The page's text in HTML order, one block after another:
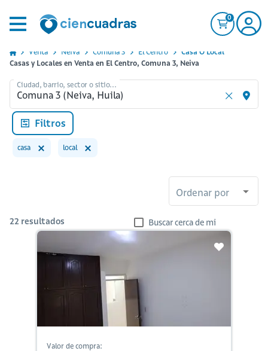
0
Venta Neiva Comuna 3 El Centro
Casa O Local
Casas y Locales en Venta en El Centro, Comuna 3, Neiva
Ciudad, barrio, sector o sitio...
Filtros
casa local
Ordenar por
22 resultados Buscar cerca de mi
Valor de compra: